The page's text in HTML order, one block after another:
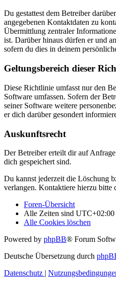
Du gestattest dem Betreiber
angegebenen Kontaktdaten zu
Übermittlung zentraler
ist. Darüber hinaus dürfen er und
sofern du dies in deinem
Geltungsbereich dieser
Diese Richtlinie umfasst nur den
Software umfassen. Sofern der
seiner Software weitere
er dich darüber gesondert
Auskunftsrecht
Der Betreiber erteilt dir auf
dich gespeichert sind.
Du kannst jederzeit die Löschung
verlangen. Kontaktiere hierzu bitte
Foren-Übersicht
Alle Zeiten sind UTC+02:00
Alle Cookies löschen
Powered by phpBB® Forum
Deutsche Übersetzung durch
Datenschutz |